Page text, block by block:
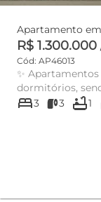
R$ 1.300.000
Cód: AP46013
✨ Apartamentos
dormitórios,
garagem ✔️ ...
bed3 3 bathtub1